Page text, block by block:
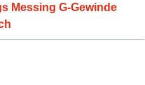
Messing G-Gewinde